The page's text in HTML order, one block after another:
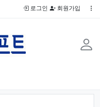
로그인 회원가입